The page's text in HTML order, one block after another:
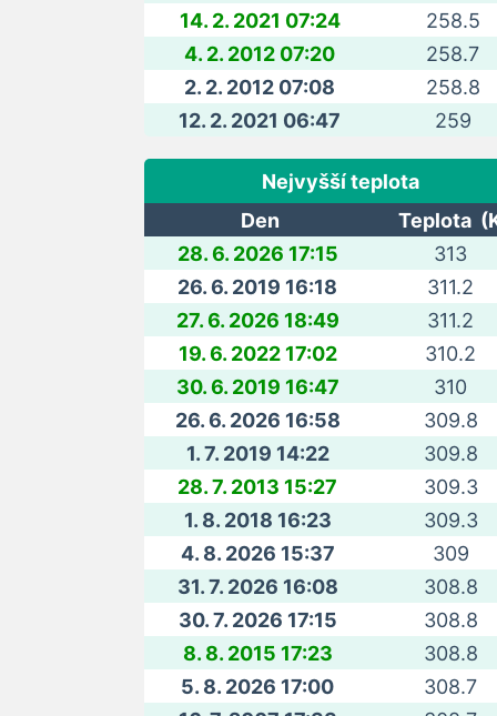
14. 2. 2021 07:24
258.5
4. 2. 2012 07:20
258.7
2. 2. 2012 07:08
258.8
12. 2. 2021 06:47
259
Nejvyšší teplota
Den
Teplota
28. 6. 2026 17:15
313
26. 6. 2019 16:18
311.2
27. 6. 2026 18:49
311.2
19. 6. 2022 17:02
310.2
30. 6. 2019 16:47
310
26. 6. 2026 16:58
309.8
1. 7. 2019 14:22
309.8
28. 7. 2013 15:27
309.3
1. 8. 2018 16:23
309.3
4. 8. 2026 15:37
309
31. 7. 2026 16:08
308.8
30. 7. 2026 17:15
308.8
8. 8. 2015 17:23
308.8
5. 8. 2026 17:00
308.7